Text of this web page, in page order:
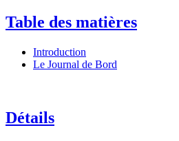
Table des matières
Introduction
Le Journal de Bord
Détails